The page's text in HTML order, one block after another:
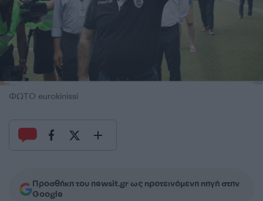
ΦΩΤΟ eurokinissi
Προσθήκη του newsit.gr ως προτεινόμενη πηγή στην
Google